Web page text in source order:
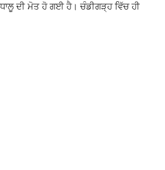
ਦੀ ਮੋਤ ਹੋ ਗਈ ਹੈ। ਚੰਡੀਗੜ੍ਹ ਵਿੱਚ ਹੀ